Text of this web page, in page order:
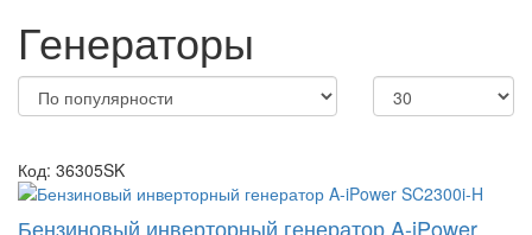
Генераторы
Код: 36305SK
Бензиновый инверторный генератор A-iPower